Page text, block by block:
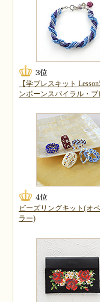
【学ブレスキット
ンボーンスパイラル・ブ
ビーズリングキット(オ
ラー)